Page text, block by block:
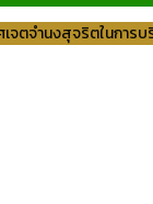
เจตจำนงสุจริตในการบ